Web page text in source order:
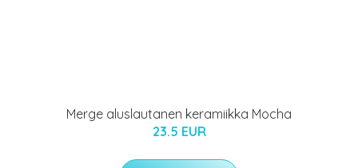
Merge aluslautanen keramiikka Mocha
23.5 EUR